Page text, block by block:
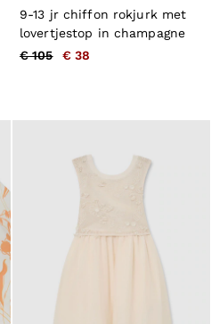
9-13 jr chiffon rokjurk met
lovertjestop in champagne
€ 105
€ 38